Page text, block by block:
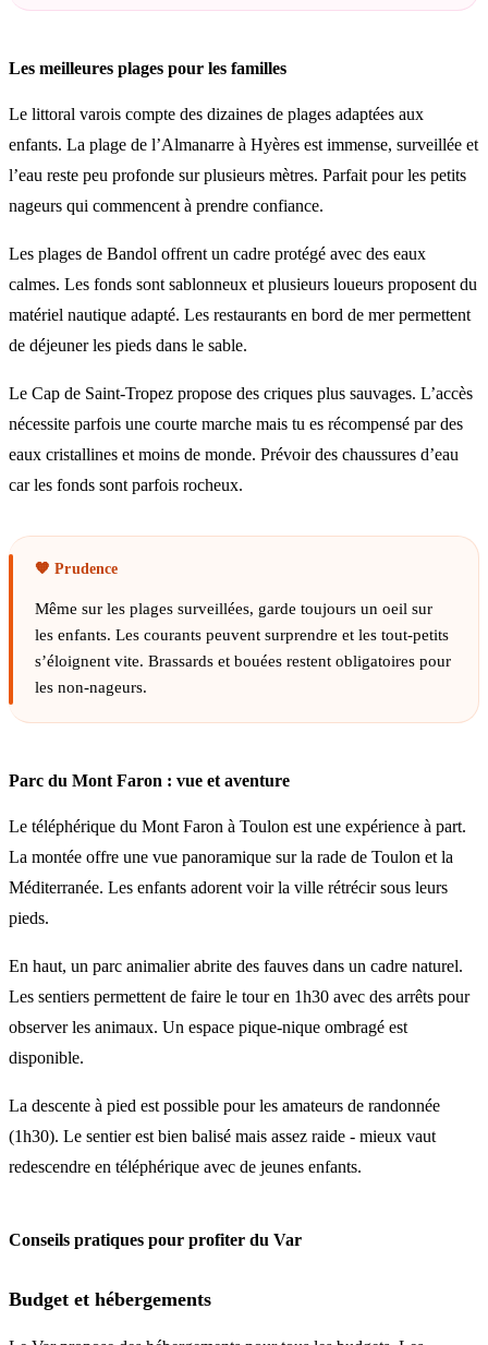
Les meilleures plages pour les familles
Le littoral varois compte des dizaines de plages adaptées aux
enfants. La plage de l’Almanarre à Hyères est immense, surveillée et
l’eau reste peu profonde sur plusieurs mètres. Parfait pour les petits
nageurs qui commencent à prendre confiance.
Les plages de Bandol offrent un cadre protégé avec des eaux
calmes. Les fonds sont sablonneux et plusieurs loueurs proposent du
matériel nautique adapté. Les restaurants en bord de mer permettent
de déjeuner les pieds dans le sable.
Le Cap de Saint-Tropez propose des criques plus sauvages. L’accès
nécessite parfois une courte marche mais tu es récompensé par des
eaux cristallines et moins de monde. Prévoir des chaussures d’eau
car les fonds sont parfois rocheux.
Même sur les plages surveillées, garde toujours un oeil sur
les enfants. Les courants peuvent surprendre et les tout-petits
s’éloignent vite. Brassards et bouées restent obligatoires pour
les non-nageurs.
Parc du Mont Faron : vue et aventure
Le téléphérique du Mont Faron à Toulon est une expérience à part.
La montée offre une vue panoramique sur la rade de Toulon et la
Méditerranée. Les enfants adorent voir la ville rétrécir sous leurs
pieds.
En haut, un parc animalier abrite des fauves dans un cadre naturel.
Les sentiers permettent de faire le tour en 1h30 avec des arrêts pour
observer les animaux. Un espace pique-nique ombragé est
disponible.
La descente à pied est possible pour les amateurs de randonnée
(1h30). Le sentier est bien balisé mais assez raide - mieux vaut
redescendre en téléphérique avec de jeunes enfants.
Conseils pratiques pour profiter du Var
Budget et hébergements